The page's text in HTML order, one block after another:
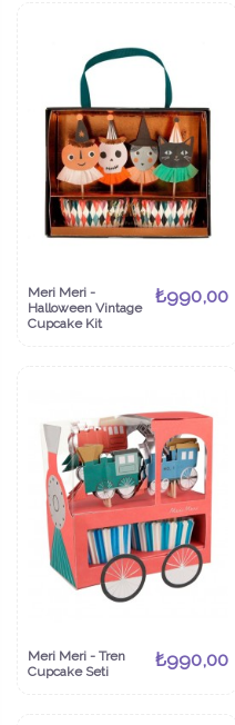
Meri Meri -
Halloween Vintage
Cupcake Kit
₺990,00
Meri Meri - Tren
Cupcake Seti
₺990,00